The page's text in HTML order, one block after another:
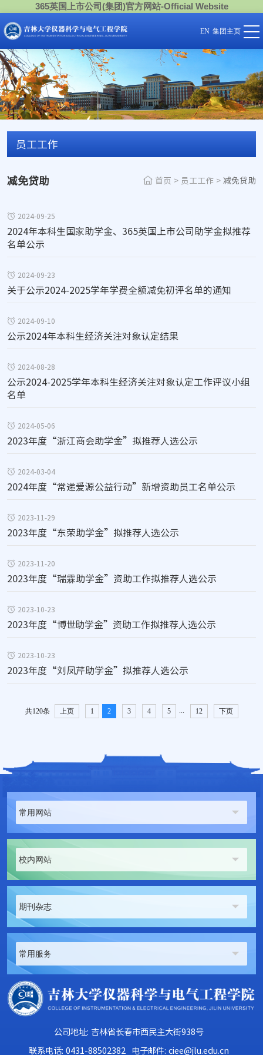
365英国上市公司(集团)官方网站-Official Website
EN 集团主页
员工工作
减免贷助 首页 > 员工工作 > 减免贷助
2024-09-25
2024年本科生国家助学金、365英国上市公司助学金拟推荐
名单公示
2024-09-23
关于公示2024-2025学年学费全额减免初评名单的通知
2024-09-10
公示2024年本科生经济关注对象认定结果
2024-08-28
公示2024-2025学年本科生经济关注对象认定工作评议小组
名单
2024-05-06
2023年度“浙江商会助学金”拟推荐人选公示
2024-03-04
2024年度“常递爱源公益行动”新增资助员工名单公示
2023-11-29
2023年度“东荣助学金”拟推荐人选公示
2023-11-20
2023年度“瑞霖助学金”资助工作拟推荐人选公示
2023-10-23
2023年度“博世助学金”资助工作拟推荐人选公示
2023-10-23
2023年度“刘凤芹助学金”拟推荐人选公示
共120条 上页 1 2 3 4 5 12 下页
常用网站
校内网站
期刊杂志
常用服务
公司地址: 吉林省长春市西民主大街938号
联系电话: 0431-88502382 电子邮件: ciee@jlu.edu.cn